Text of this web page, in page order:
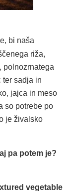
bi naša
riža,
polnozrnatega
ter sadja in
jajca in meso
so potrebe po
je živalsko
pa potem je?
vegetable